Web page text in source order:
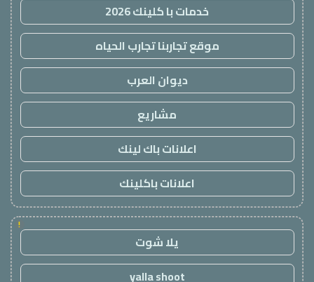
خدمات با كلينك 2026
موقع تجاربنا تجارب الحياه
ديوان العرب
مشاريع
اعلانات باك لينك
اعلانات باكلينك
!
يلا شوت
yalla shoot